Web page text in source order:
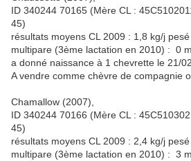
ID 340244 70165 (Mère CL :
45)
résultats moyens CL 2009 : 1,8 kg/j
multipare (3ème lactation en 2010) : 0
a donné naissance à 1 chevrette le 21/
A vendre comme chèvre de compagnie
Chamallow (2007),
ID 340244 70166 (Mère CL :
45)
résultats moyens CL 2009 : 2,4 kg/j
multipare (3ème lactation en 2010) : 3